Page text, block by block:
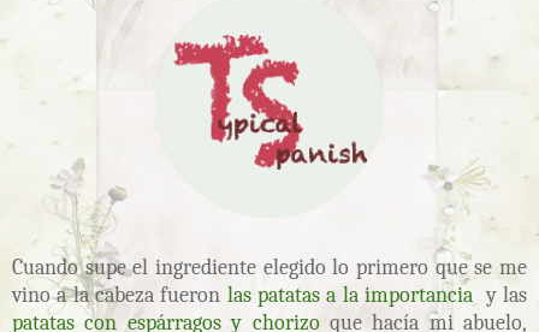
Cuando supe el ingrediente elegido lo primero que se me
vino a la cabeza fueron las patatas a la importancia y las
patatas con espárragos y chorizoque hacía mi abuelo,